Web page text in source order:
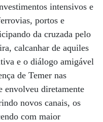
intensivos e
portos e
da cruzada pelo
calcanhar de aquiles
e o diálogo amigável
de Temer nas
envolveu diretamente
novos canais, os
com maior